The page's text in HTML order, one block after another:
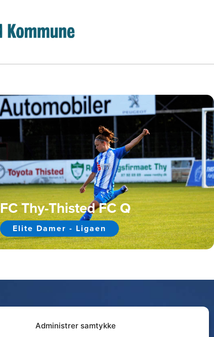
Administrer samtykke
FC Thy-Thisted FC Q
Elite Damer - Ligaen